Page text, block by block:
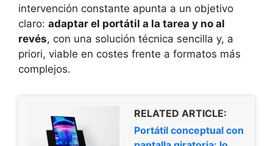
intervención constante apunta a un objetivo
claro: adaptar el portátil a la tarea y no al
revés, con una solución técnica sencilla y, a
priori, viable en costes frente a formatos más
complejos.
RELATED ARTICLE:
Portátil conceptual con